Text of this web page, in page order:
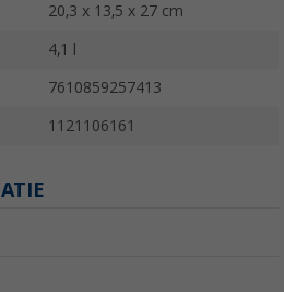
20,3 x 13,5 x 27 cm
4,1 l
7610859257413
1121106161